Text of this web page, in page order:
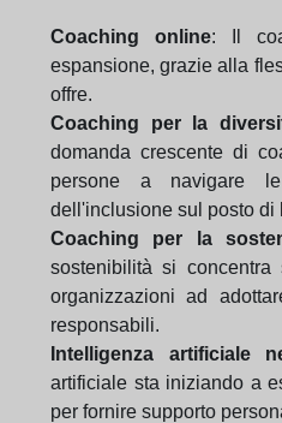
Coaching online: Il
espansione, grazie alla
offre.
Coaching per la
domanda crescente di
persone a navigare
dell'inclusione sul posto di
Coaching per la
sostenibilità si
organizzazioni ad
responsabili.
Intelligenza artificiale
artificiale sta iniziando a
per fornire supporto